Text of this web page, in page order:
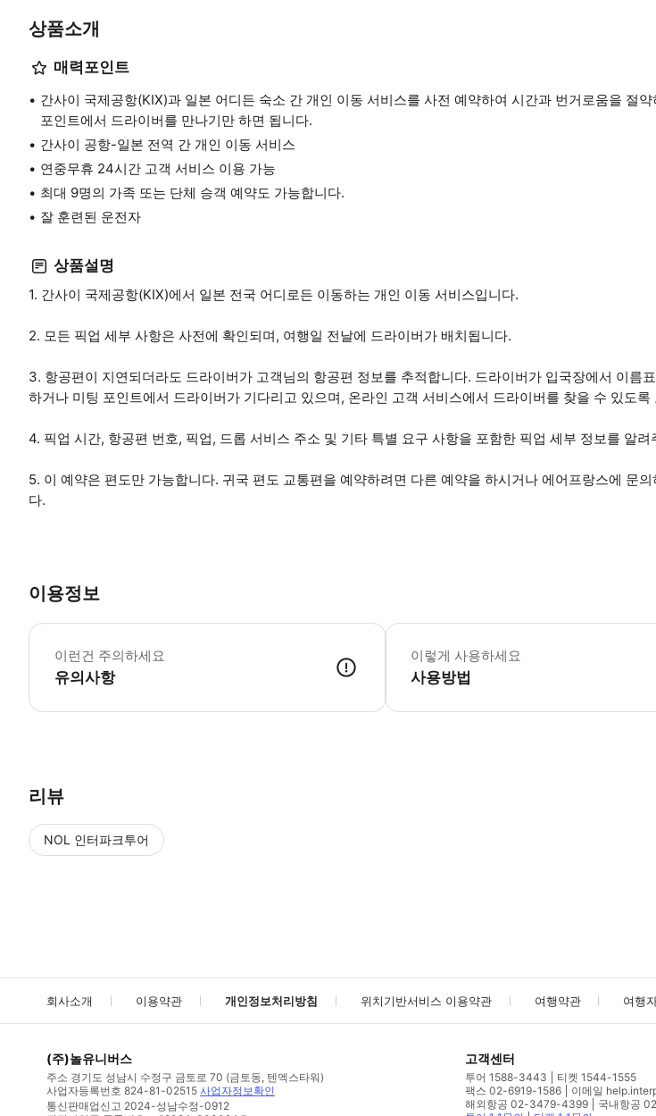
상품소개
매력포인트
간사이 국제공항(KIX)과 일본 어디든 숙소 간 개인 이동 서비스를 사전 예약하여 시간과 번거로움을 절약
포인트에서 드라이버를 만나기만 하면 됩니다.
간사이 공항-일본 전역 간 개인 이동 서비스
연중무휴 24시간 고객 서비스 이용 가능
최대 9명의 가족 또는 단체 승객 예약도 가능합니다.
잘 훈련된 운전자
상품설명
1. 간사이 국제공항(KIX)에서 일본 전국 어디로든 이동하는 개인 이동 서비스입니다.
2. 모든 픽업 세부 사항은 사전에 확인되며, 여행일 전날에 드라이버가 배치됩니다.
3. 항공편이 지연되더라도 드라이버가 고객님의 항공편 정보를 추적합니다. 드라이버가 입국장에서 이름
하거나 미팅 포인트에서 드라이버가 기다리고 있으며, 온라인 고객 서비스에서 드라이버를 찾을 수 있도록
4. 픽업 시간, 항공편 번호, 픽업, 드롭 서비스 주소 및 기타 특별 요구 사항을 포함한 픽업 세부 정보를 알려
5. 이 예약은 편도만 가능합니다. 귀국 편도 교통편을 예약하려면 다른 예약을 하시거나 에어프랑스에 문의
다.
이용정보
이런건 주의하세요
유의사항
* 소요시간 : 1일 (옵션에 따라 소요 시간이 다를 수
이렇게 사용하세요
사용방법
리뷰
NOL 인터파크투어
회사소개 이용약관 개인정보처리방침 위치기반서비스 이용약관 여행약관 여행
(주)놀유니버스
주소 경기도 성남시 수정구 금토로 70 (금토동, 텐엑스타워)
사업자등록번호 824-81-02515 사업자정보확인
통신판매업신고 2024-성남수정-0912
고객센터
투어 1588-3443
티켓 1544-1555
팩스 02-6919-1586
이메일
해외항공 02-3479-4399
국내항공